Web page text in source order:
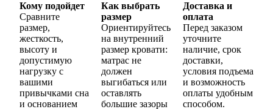
Кому подойдет
Сравните
размер,
жесткость,
высоту и
допустимую
нагрузку с
вашими
привычками сна
и основанием
Как выбрать
размер
Ориентируйтесь
на внутренний
размер кровати:
матрас не
должен
выгибаться или
оставлять
большие зазоры
Доставка и
оплата
Перед заказом
уточните
наличие, срок
доставки,
условия подъема
и возможность
оплаты удобным
способом.